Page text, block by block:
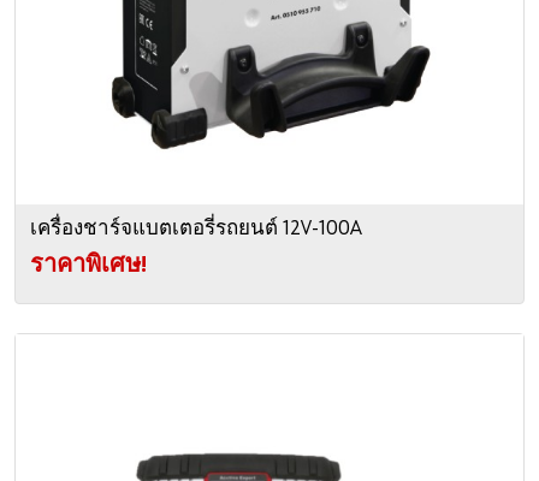
เครื่องชาร์จแบตเตอรี่รถยนต์ 12V-100A
ราคาพิเศษ!